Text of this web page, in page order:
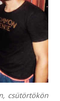
csütörtökön